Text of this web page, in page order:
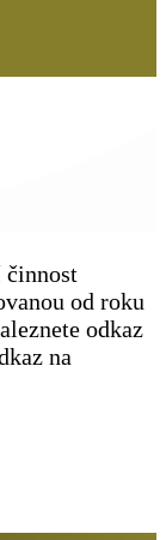
činnost
od roku
odkaz
na